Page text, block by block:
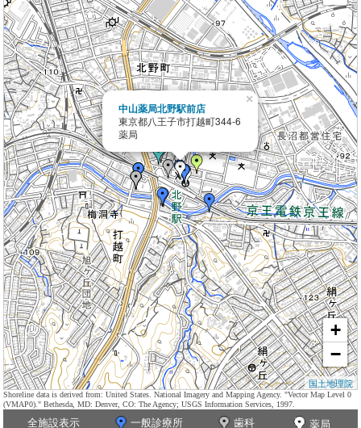
中山薬局北野駅前店
東京都八王子市打越町344-6
薬局
×
+
−
国土地理院
Shoreline data is derived from: United States. National Imagery and Mapping Agency. "Vector Map Level 0
(VMAP0)." Bethesda, MD: Denver, CO: The Agency; USGS Information Services, 1997.
全施設表示 一般診療所 歯科
薬局